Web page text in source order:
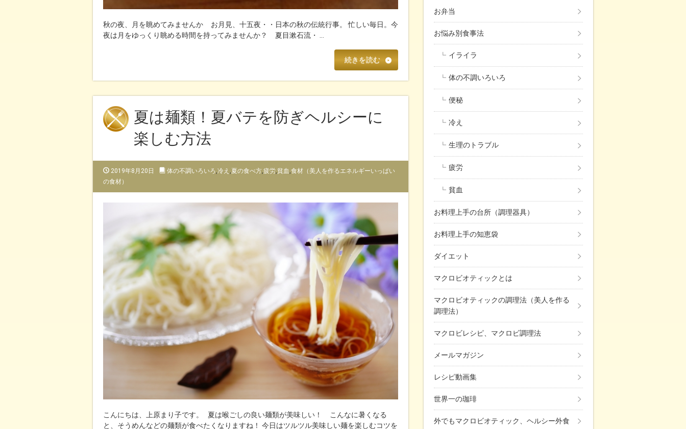
秋の夜、月を眺めてみませんか お月見、十五夜・・日本の秋の伝統行事。 忙しい毎日。今
夜は月をゆっくり眺める時間を持ってみませんか？ 夏目漱石流・ …
続きを読む
夏は麺類！夏バテを防ぎヘルシーに
楽しむ方法
2019年8月20日 体の不調いろいろ,冷え ,夏の食べ方,疲労,貧血 ,食材（美人を作るエネルギーいっぱい
の食材）
こんにちは、上原まり子です。 夏は喉ごしの良い麺類が美味しい！ こんなに暑くなる
と、そうめんなどの麺類が食べたくなりますね！ 今日はツルツル美味しい麺を楽しむコツを
お弁当
お悩み別食事法
イライラ
体の不調いろいろ
便秘
冷え
生理のトラブル
疲労
貧血
お料理上手の台所（調理器具）
お料理上手の知恵袋
ダイエット
マクロビオティックとは
マクロビオティックの調理法（美人を作る
調理法）
マクロビレシピ、マクロビ調理法
メールマガジン
レシピ動画集
世界一の珈琲
外でもマクロビオティック、ヘルシー外食